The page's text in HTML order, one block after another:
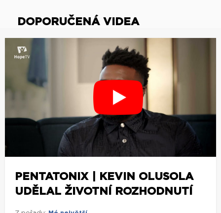
DOPORUČENÁ VIDEA
PENTATONIX | KEVIN OLUSOLA
UDĚLAL ŽIVOTNÍ ROZHODNUTÍ